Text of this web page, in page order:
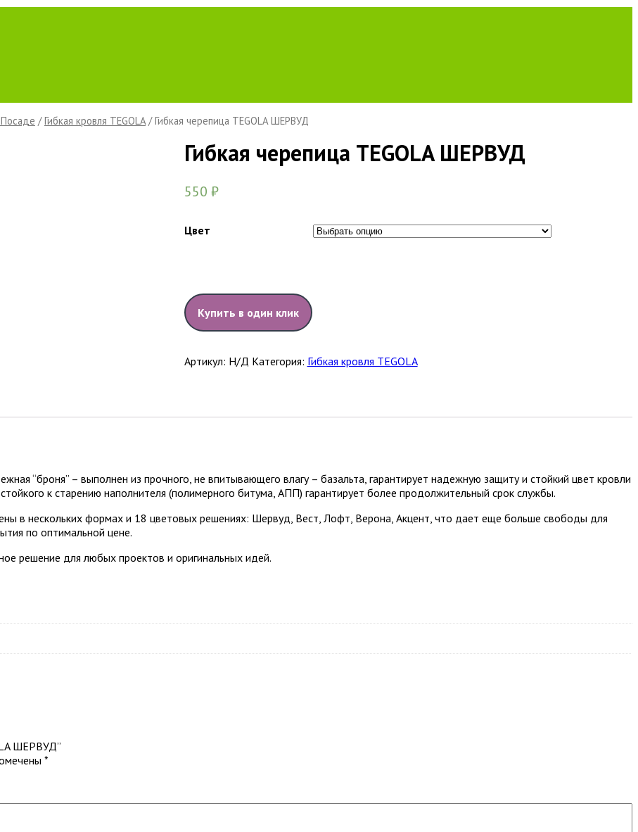
Посаде /Гибкая кровля TEGOLA/ Гибкая черепица TEGOLA ШЕРВУД
Гибкая черепица TEGOLA ШЕРВУД
550 ₽
Цвет
Купить в один клик
Артикул: Н/Д Категория: Гибкая кровля TEGOLA
“броня” – выполнен из прочного, не впитывающего влагу – базальта, гарантирует надежную защиту и стойкий цвет кровли
к старению наполнителя (полимерного битума, АПП) гарантирует более продолжительный срок службы.
в нескольких формах и 18 цветовых решениях: Шервуд, Вест, Лофт, Верона, Акцент, что дает еще больше свободы для
по оптимальной цене.
решение для любых проектов и оригинальных идей.
ШЕРВУД”
*